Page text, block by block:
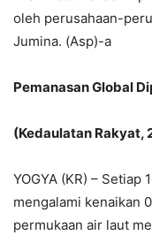
oleh perusahaan-
Jumina. (Asp)-a
Pemanasan Global
(Kedaulatan Rakyat,
YOGYA (KR) – Setiap
mengalami kenaikan
permukaan air laut